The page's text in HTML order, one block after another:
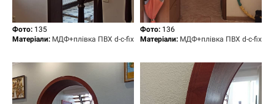
Фото: 135
Матеріали: МДФ+плівка ПВХ d-c-fix
Фото: 136
Матеріали: МДФ+плівка ПВХ d-c-fix